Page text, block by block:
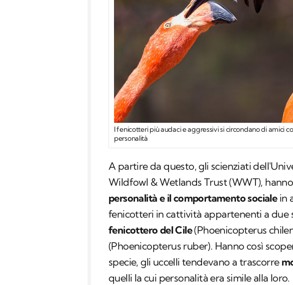
I fenicotteri più audaci e aggressivi si circondano di amici
personalità
A partire da questo, gli scienziati
Wildfowl & Wetlands Trust(WWT),
personalità e il comportamento socialein
fenicotteri in cattività appartenenti a due
fenicottero del Cile(Phoenicopterus
(Phoenicopterus ruber). Hanno così
specie, gli uccelli tendevano a trascorre
quelli la cui personalità era simile alla loro.